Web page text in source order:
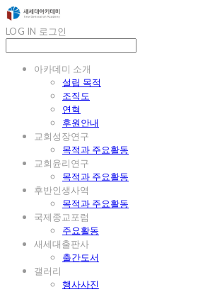
LOG IN 로그인
아카데미 소개
설립 목적
조직도
연혁
후원안내
교회성장연구
목적과 주요활동
교회윤리연구
목적과 주요활동
후반인생사역
목적과 주요활동
국제종교포럼
주요활동
새세대출판사
출간도서
갤러리
행사사진